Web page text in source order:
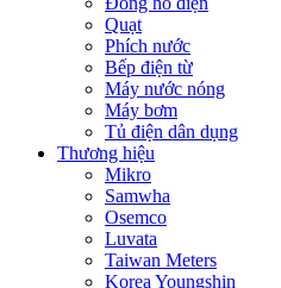
Quạt
Phích nước
Bếp điện từ
Máy nước nóng
Máy bơm
Tủ điện dân dụng
Thương hiệu
Mikro
Samwha
Osemco
Luvata
Taiwan Meters
Korea Youngshin